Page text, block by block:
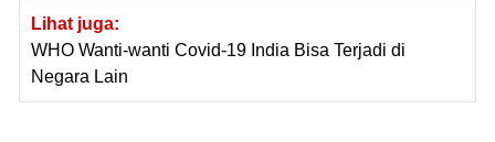
Lihat juga:
WHO Wanti-wanti Covid-19 India Bisa Terjadi di
Negara Lain